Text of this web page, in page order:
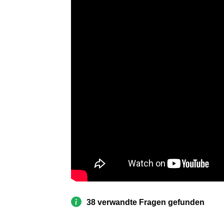
38 verwandte Fragen gefunden